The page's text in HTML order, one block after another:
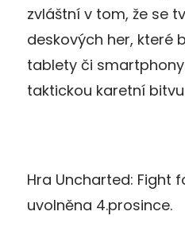
zvláštní v tom, že se
deskových her, které
tablety či
taktickou karetní
Hra Uncharted: Fight
uvolněna 4.prosince.